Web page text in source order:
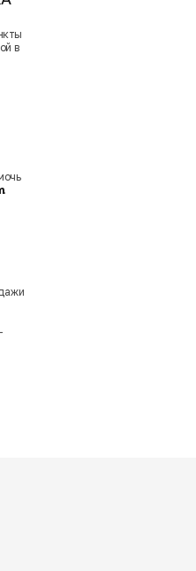
в
.